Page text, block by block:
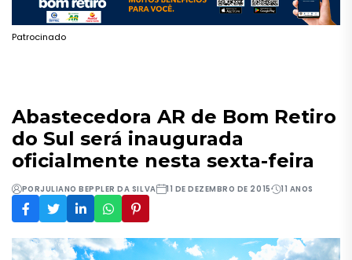
Patrocinado
Abastecedora AR de Bom Retiro
do Sul será inaugurada
oficialmente nesta sexta-feira
PORJULIANO BEPPLER DA SILVA 11 DE DEZEMBRO DE 2015 11 ANOS